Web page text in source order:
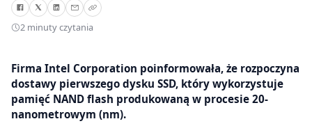
2 minuty czytania
Firma Intel Corporation poinformowała, że rozpoczyna
dostawy pierwszego dysku SSD, który wykorzystuje
pamięć NAND flash produkowaną w procesie 20-
nanometrowym (nm).